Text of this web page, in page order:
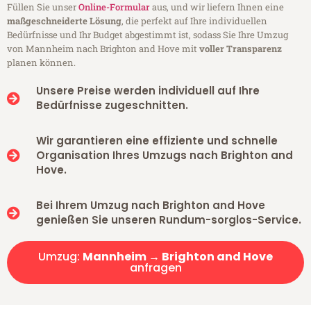
Füllen Sie unserOnline-Formularaus, und wir liefern Ihnen eine
maßgeschneiderte Lösung, die perfekt auf Ihre individuellen
Bedürfnisse und Ihr Budget abgestimmt ist, sodass Sie Ihre Umzug
von Mannheim nach Brighton and Hove mitvoller Transparenz
planen können.
Unsere Preise werden individuell auf Ihre
Bedürfnisse zugeschnitten.
Wir garantieren eine effiziente und schnelle
Organisation Ihres Umzugs nach Brighton and
Hove.
Bei Ihrem Umzug nach Brighton and Hove
genießen Sie unseren Rundum-sorglos-Service.
Umzug: Mannheim → Brighton and Hove
anfragen